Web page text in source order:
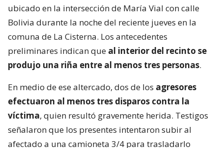
ubicado en la intersección de María Vial con calle
Bolivia durante la noche del reciente jueves en la
comuna de La Cisterna. Los antecedentes
preliminares indican que al interior del recinto se
produjo una riña entre al menos tres personas.
En medio de ese altercado, dos de los agresores
efectuaron al menos tres disparos contra la
víctima, quien resultó gravemente herida. Testigos
señalaron que los presentes intentaron subir al
afectado a una camioneta 3/4 para trasladarlo